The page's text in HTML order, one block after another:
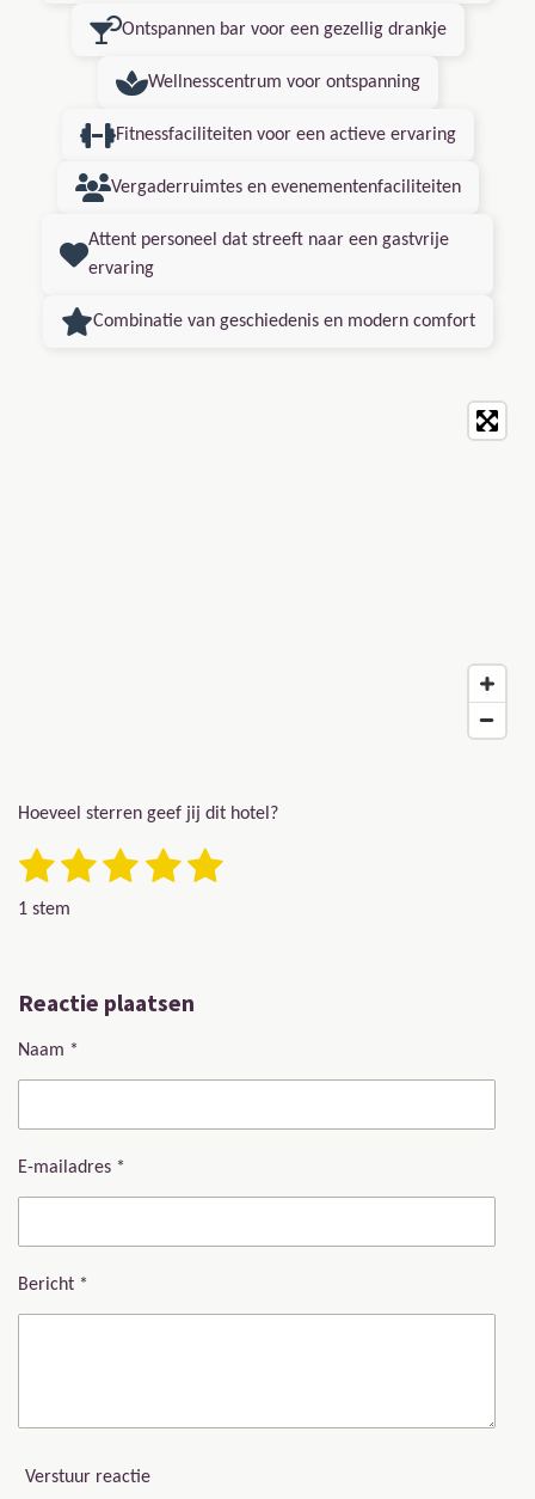
Ontspannen bar voor een gezellig drankje
Wellnesscentrum voor ontspanning
Fitnessfaciliteiten voor een actieve ervaring
Vergaderruimtes en evenementenfaciliteiten
Attent personeel dat streeft naar een gastvrije
ervaring
Combinatie van geschiedenis en modern comfort
Hoeveel sterren geef jij dit hotel?
Rating: 5 sterren
1 ster2 sterren
3 sterren
4 sterren
5 sterren
Stemmen
1 stem
Reactie plaatsen
Naam *
E-mailadres *
Bericht *
Verstuur reactie